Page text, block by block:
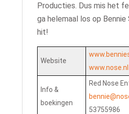
Producties. Dus mis het
ga helemaal los op Bennie
hit!
Website
www.nose.nl
Info &
boekingen
Red Nose
53755986